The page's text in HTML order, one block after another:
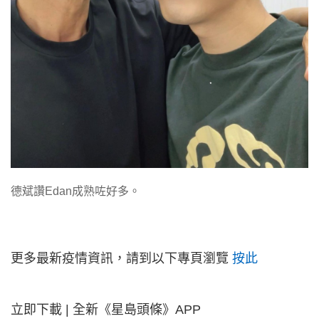
德斌讚Edan成熟咗好多。
更多最新疫情資訊，請到以下專頁瀏覽 按此
立即下載 | 全新《星島頭條》APP